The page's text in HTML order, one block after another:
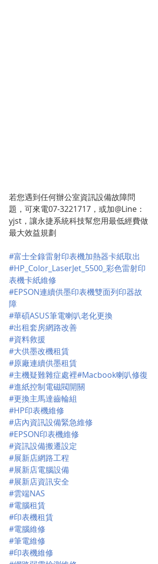
若您遇到任何辦公室資訊設備故障問
題，可來電07-3221717，或加@Line：
yjst，讓永捷系統科技幫您用最低經費做
最大效益規劃
#富士全錄雷射印表機加熱器卡紙取出
#HP_Color_LaserJet_5500_彩色雷射印
表機卡紙維修
#EPSON連續供墨印表機雙面列印器故
障
#華碩ASUS筆電喇叭老化更換
#出租套房網路改善
#資料救援
#大供墨改機租賃
#原廠連續供墨租賃
#主機疑難雜症處裡#Macbook喇叭修復
#進紙控制電磁閥開關
#更換主馬達齒輪組
#HP印表機維修
#店內資訊設備緊急維修
#EPSON印表機維修
#資訊設備搬遷設定
#展新店網路工程
#展新店電腦設備
#展新店資訊安全
#雲端NAS
#電腦租賃
#印表機租賃
#電腦維修
#筆電維修
#印表機維修